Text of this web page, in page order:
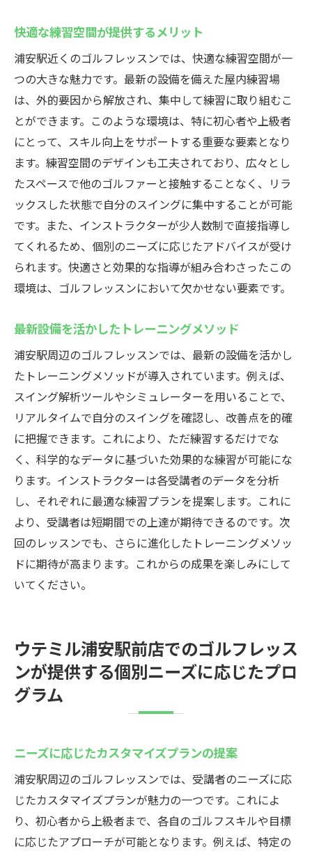
快適な練習空間が提供するメリット
浦安駅近くのゴルフレッスンでは、快適な練習空間が一
つの大きな魅力です。最新の設備を備えた屋内練習場
は、外的要因から解放され、集中して練習に取り組むこ
とができます。このような環境は、特に初心者や上級者
にとって、スキル向上をサポートする重要な要素となり
ます。練習空間のデザインも工夫されており、広々とし
たスペースで他のゴルファーと接触することなく、リラ
ックスした状態で自分のスイングに集中することが可能
です。また、インストラクターが少人数制で直接指導し
てくれるため、個別のニーズに応じたアドバイスが受け
られます。快適さと効果的な指導が組み合わさったこの
環境は、ゴルフレッスンにおいて欠かせない要素です。
最新設備を活かしたトレーニングメソッド
浦安駅周辺のゴルフレッスンでは、最新の設備を活かし
たトレーニングメソッドが導入されています。例えば、
スイング解析ツールやシミュレーターを用いることで、
リアルタイムで自分のスイングを確認し、改善点を的確
に把握できます。これにより、ただ練習するだけでな
く、科学的なデータに基づいた効果的な練習が可能にな
ります。インストラクターは各受講者のデータを分析
し、それぞれに最適な練習プランを提案します。これに
より、受講者は短期間での上達が期待できるのです。次
回のレッスンでも、さらに進化したトレーニングメソッ
ドに期待が高まります。これからの成果を楽しみにして
いてください。
ウテミル浦安駅前店でのゴルフレッス
ンが提供する個別ニーズに応じたプロ
グラム
ニーズに応じたカスタマイズプランの提案
浦安駅周辺のゴルフレッスンでは、受講者のニーズに応
じたカスタマイズプランが魅力の一つです。これによ
り、初心者から上級者まで、各自のゴルフスキルや目標
に応じたアプローチが可能となります。例えば、特定の